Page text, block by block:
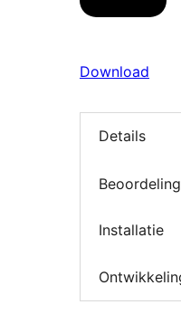
Download
Details
Installatie